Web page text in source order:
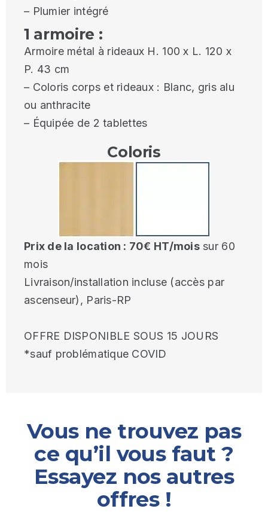
– Plumier intégré
1 armoire :
Armoire métal à rideaux H. 100 x L. 120 x
P. 43 cm
– Coloris corps et rideaux : Blanc, gris alu
ou anthracite
– Équipée de 2 tablettes
Coloris
Prix de la location : 70€ HT/moissur 60
mois
Livraison/installation incluse (accès par
ascenseur), Paris-RP
OFFRE DISPONIBLE SOUS 15 JOURS
*sauf problématique COVID
Vous ne trouvez pas
ce qu’il vous faut ?
Essayez nos autres
offres !